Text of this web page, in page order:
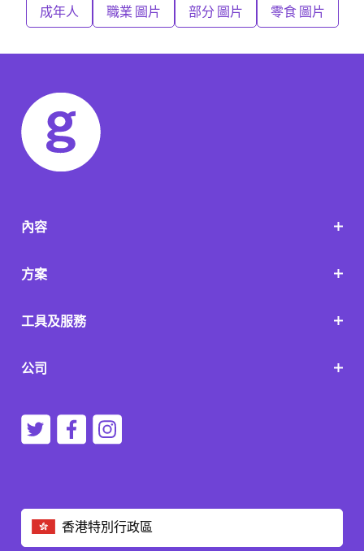
成年人 職業 圖片 部分 圖片 零食 圖片
香港特別行政區
內容
方案
工具及服務
公司